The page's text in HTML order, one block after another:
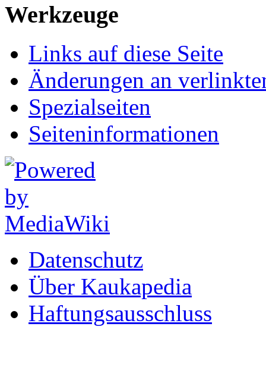
Werkzeuge
Links auf diese Seite
Änderungen an
Spezialseiten
Seiten­informationen
Datenschutz
Über Kaukapedia
Haftungsausschluss